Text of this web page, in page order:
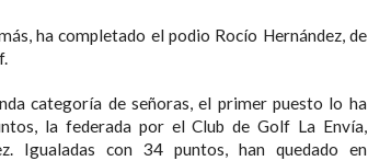
ha completado el podio Rocío Hernández, de
categoría de señoras, el primer puesto lo ha
la federada por el Club de Golf La Envía,
Igualadas con 34 puntos, han quedado en